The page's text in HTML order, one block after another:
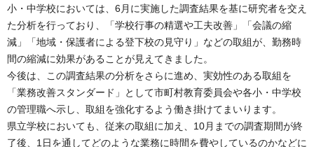
小・中学校においては、6月に実施した調査結果を基に研究者を交え
た分析を行っており、「学校行事の精選や工夫改善」「会議の縮
減」「地域・保護者による登下校の見守り」などの取組が、勤務時
間の縮減に効果があることが見えてきました。
今後は、この調査結果の分析をさらに進め、実効性のある取組を
「業務改善スタンダード」として市町村教育委員会や各小・中学校
の管理職へ示し、取組を強化するよう働き掛けてまいります。
県立学校においても、従来の取組に加え、10月までの調査期間が終
了後、1日を通してどのような業務に時間を費やしているのかなどに